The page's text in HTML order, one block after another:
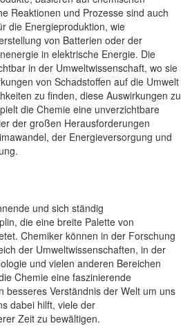
Reaktionen und Prozesse sind auch
die Energieproduktion, wie
von Batterien oder der
in elektrische Energie. Die
in der Umweltwissenschaft, wo sie
von Schadstoffen auf die Umwelt
zu finden, diese Auswirkungen zu
die Chemie eine unverzichtbare
der großen Herausforderungen
der Energieversorgung und
und sich ständig
die eine breite Palette von
Chemiker können in der Forschung
der Umweltwissenschaften, in der
und vielen anderen Bereichen
Chemie eine faszinierende
besseres Verständnis der Welt um uns
dabei hilft, viele der
Zeit zu bewältigen.